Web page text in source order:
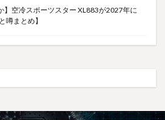
】空冷スポーツスター XL883が2027年に
噂まとめ】